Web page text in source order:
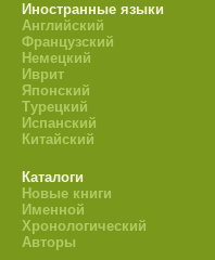
Иностранные языки
Английский
Французский
Немецкий
Иврит
Японский
Турецкий
Испанский
Китайский
Каталоги
Новые книги
Именной
Хронологический
Авторы